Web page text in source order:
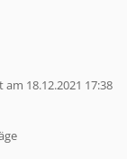
18.12.2021 17:38